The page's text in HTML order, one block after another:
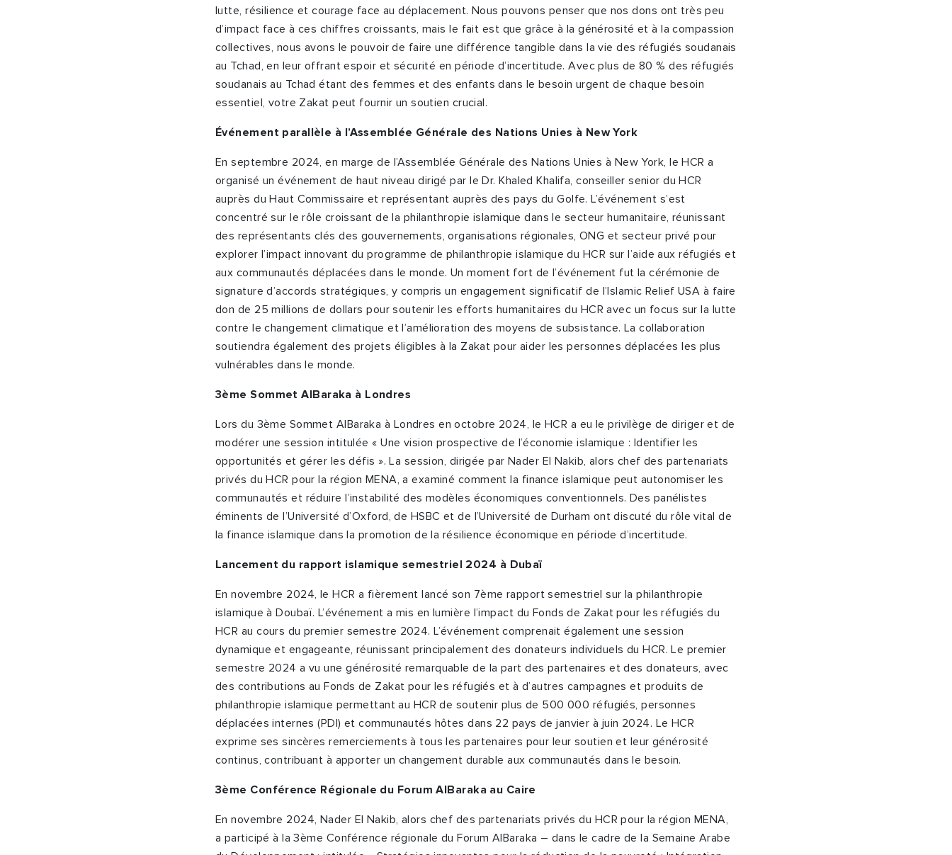
lutte, résilience et courage face au déplacement. Nous pouvons penser que nos dons ont très peu
d’impact face à ces chiffres croissants, mais le fait est que grâce à la générosité et à la compassion
collectives, nous avons le pouvoir de faire une différence tangible dans la vie des réfugiés soudanais
au Tchad, en leur offrant espoir et sécurité en période d’incertitude. Avec plus de 80 % des réfugiés
soudanais au Tchad étant des femmes et des enfants dans le besoin urgent de chaque besoin
essentiel, votre Zakat peut fournir un soutien crucial.
Événement parallèle à l’Assemblée Générale des Nations Unies à New York
En septembre 2024, en marge de l’Assemblée Générale des Nations Unies à New York, le HCR a
organisé un événement de haut niveau dirigé par le Dr. Khaled Khalifa, conseiller senior du HCR
auprès du Haut Commissaire et représentant auprès des pays du Golfe. L’événement s’est
concentré sur le rôle croissant de la philanthropie islamique dans le secteur humanitaire, réunissant
des représentants clés des gouvernements, organisations régionales, ONG et secteur privé pour
explorer l’impact innovant du programme de philanthropie islamique du HCR sur l’aide aux réfugiés et
aux communautés déplacées dans le monde. Un moment fort de l’événement fut la cérémonie de
signature d’accords stratégiques, y compris un engagement significatif de l’Islamic Relief USA à faire
don de 25 millions de dollars pour soutenir les efforts humanitaires du HCR avec un focus sur la lutte
contre le changement climatique et l’amélioration des moyens de subsistance. La collaboration
soutiendra également des projets éligibles à la Zakat pour aider les personnes déplacées les plus
vulnérables dans le monde.
3ème Sommet AlBaraka à Londres
Lors du 3ème Sommet AlBaraka à Londres en octobre 2024, le HCR a eu le privilège de diriger et de
modérer une session intitulée « Une vision prospective de l’économie islamique : Identifier les
opportunités et gérer les défis ». La session, dirigée par Nader El Nakib, alors chef des partenariats
privés du HCR pour la région MENA, a examiné comment la finance islamique peut autonomiser les
communautés et réduire l’instabilité des modèles économiques conventionnels. Des panélistes
éminents de l’Université d’Oxford, de HSBC et de l’Université de Durham ont discuté du rôle vital de
la finance islamique dans la promotion de la résilience économique en période d’incertitude.
Lancement du rapport islamique semestriel 2024 à Dubaï
En novembre 2024, le HCR a fièrement lancé son 7ème rapport semestriel sur la philanthropie
islamique à Doubaï. L’événement a mis en lumière l’impact du Fonds de Zakat pour les réfugiés du
HCR au cours du premier semestre 2024. L’événement comprenait également une session
dynamique et engageante, réunissant principalement des donateurs individuels du HCR. Le premier
semestre 2024 a vu une générosité remarquable de la part des partenaires et des donateurs, avec
des contributions au Fonds de Zakat pour les réfugiés et à d’autres campagnes et produits de
philanthropie islamique permettant au HCR de soutenir plus de 500 000 réfugiés, personnes
déplacées internes (PDI) et communautés hôtes dans 22 pays de janvier à juin 2024. Le HCR
exprime ses sincères remerciements à tous les partenaires pour leur soutien et leur générosité
continus, contribuant à apporter un changement durable aux communautés dans le besoin.
3ème Conférence Régionale du Forum AlBaraka au Caire
En novembre 2024, Nader El Nakib, alors chef des partenariats privés du HCR pour la région MENA,
a participé à la 3ème Conférence régionale du Forum AlBaraka – dans le cadre de la Semaine Arabe